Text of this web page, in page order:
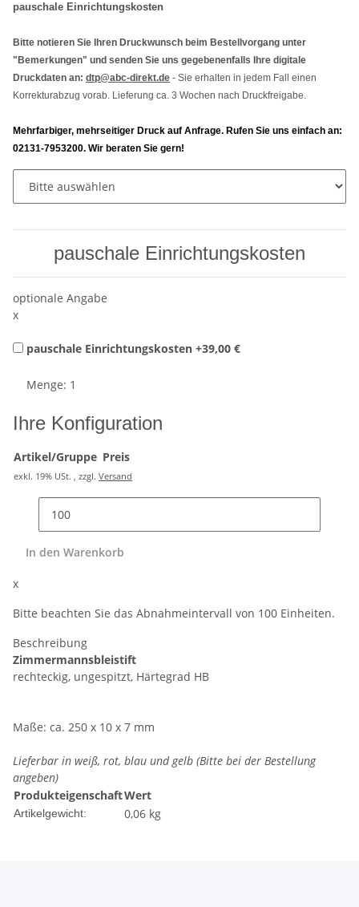
pauschale Einrichtungskosten
Bitte notieren Sie Ihren Druckwunsch beim Bestellvorgang unter
"Bemerkungen" und senden Sie uns gegebenenfalls Ihre digitale
Druckdaten an: dtp@abc-direkt.de - Sie erhalten in jedem Fall einen
Korrekturabzug vorab. Lieferung ca. 3 Wochen nach Druckfreigabe.
Mehrfarbiger, mehrseitiger Druck auf Anfrage. Rufen Sie uns einfach an:
02131-7953200. Wir beraten Sie gern!
pauschale Einrichtungskosten
optionale Angabe
x
pauschale Einrichtungskosten +39,00 €
Menge: 1
Ihre Konfiguration
Artikel/Gruppe Preis
exkl. 19% USt. , zzgl. Versand
In den Warenkorb
x
Bitte beachten Sie das Abnahmeintervall von 100 Einheiten.
Beschreibung
Zimmermannsbleistift
rechteckig, ungespitzt, Härtegrad HB
Maße: ca. 250 x 10 x 7 mm
Lieferbar in weiß, rot, blau und gelb (Bitte bei der Bestellung
angeben)
ProdukteigenschaftWert
Artikelgewicht: 0,06 kg